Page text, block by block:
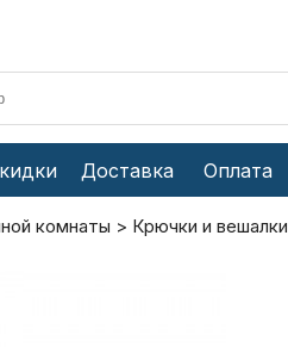
Доставка Оплата
комнаты Крючки и вешалки